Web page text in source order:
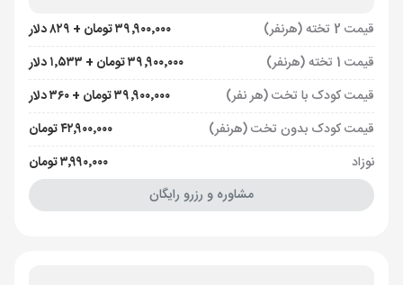
قیمت 2 تخته (هرنفر)
۳۹٬۹۰۰٬۰۰۰ تومان + ۸۲۹ دلار
قیمت 1 تخته (هرنفر)
۳۹٬۹۰۰٬۰۰۰ تومان + ۱٬۵۳۳ دلار
قیمت کودک با تخت (هر نفر)
۳۹٬۹۰۰٬۰۰۰ تومان + ۳۶۰ دلار
قیمت کودک بدون تخت (هرنفر)
۴۲٬۹۰۰٬۰۰۰ تومان
نوزاد
۳٬۹۹۰٬۰۰۰ تومان
مشاوره و رزرو رایگان